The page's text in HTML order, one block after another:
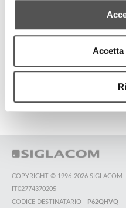
ALL
TOP SEARCHES
COPYRIGHT © 1996-2026 SIGLACOM -
IT02774370205
CODICE DESTINATARIO - P62QHVQ